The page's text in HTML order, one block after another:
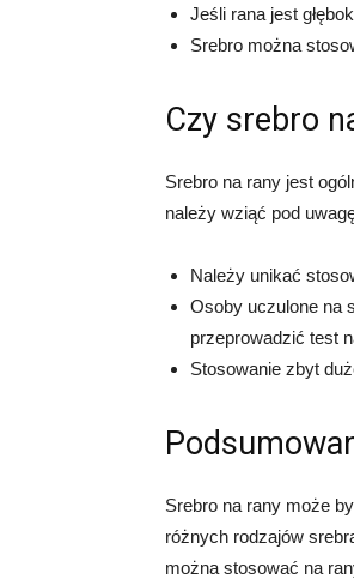
Jeśli rana jest
Srebro można
Czy srebro
Srebro na rany jest
należy wziąć pod
Należy unikać
Osoby uczulone na
przeprowadzić test
Stosowanie zbyt
Srebro na rany może
różnych rodzajów
można stosować na